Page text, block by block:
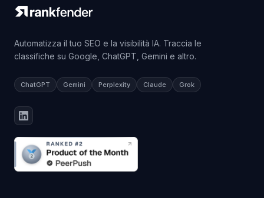
Automatizza il tuo SEO e la visibilità IA. Traccia le
classifiche su Google, ChatGPT, Gemini e altro.
ChatGPT Gemini Perplexity Claude Grok